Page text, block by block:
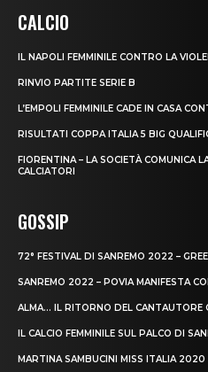
CALCIO
IL NAPOLI FEMMINILE CONTRO LA
RINVIO PARTITE SERIE B
L’EMPOLI FEMMINILE CADE IN CASA
RISULTATI COPPA ITALIA 5 BIG
FIORENTINA – LA SOCIETÀ COMUNICA
CALCIATORI
GOSSIP
72° FESTIVAL DI SANREMO 2022 –
SANREMO 2022 – POVIA MANIFESTA
ALMA… IL RITORNO DEL CANTAUTORE
IL CALCIO FEMMINILE SUL PALCO DI
MARTINA SAMBUCINI MISS ITALIA 2020